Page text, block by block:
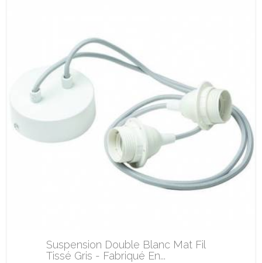
Suspension Double Blanc Mat Fil
Tissé Gris - Fabriqué En...